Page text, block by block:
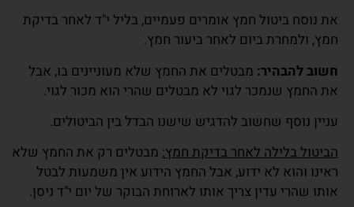
את נוסח ביטול חמץ אומרים פעמיים, בליל י"ד לאחר בדיקת
חמץ, ולמחרת ביום לאחר ביעור חמץ.
חשוב להבהיר: מבטלים את החמץ שלא מעוניינים בו, אבל
את החמץ שנמכר לגוי לא מבטלים שהרי הוא מכור לגוי.
עניין נוסף שחשוב להדגיש שישנו הבדל בין הביטולים.
הביטול בלילה לאחר בדיקת חמץ: מבטלים רק את החמץ שלא
ראינו והוא לא ידוע, אבל החמץ הידוע אין משמעות לבטל
אותו שהרי עדין צריך אותו לארוחת הבוקר של יום י"ד ניסן.